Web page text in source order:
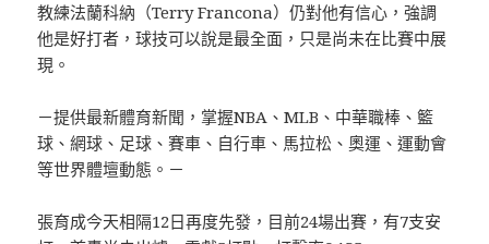
教練法蘭科納（Terry Francona）仍對他有信心，強調
他是好打者，球技可以說是最全面，只是尚未在比賽中展
現。
－提供最新體育新聞，掌握NBA、MLB、中華職棒、籃
球、網球、足球、賽車、自行車、馬拉松、奧運、運動會
等世界體壇動態。－
張育成今天相隔12日再度先發，目前24場出賽，有7支安